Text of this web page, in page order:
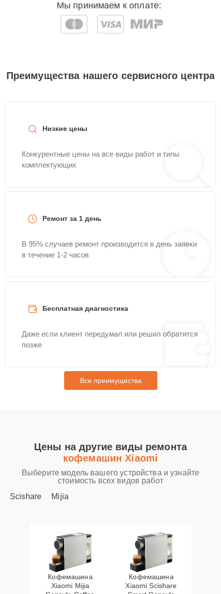
Мы принимаем к оплате:
Преимущества нашего сервисного центра
Низкие цены
Конкурентные цены на все виды работ и типы
комплектующих
Ремонт за 1 день
В 95% случаев ремонт производится в день заявки
в течение 1-2 часов
Бесплатная диагностика
Даже если клиент передумал или решил обратится
позже
Все преимущества
Цены на другие виды ремонта
кофемашин Xiaomi
Выберите модель вашего устройства и узнайте
стоимость всех видов работ
Scishare
Mijia
Кофемашина
Xiaomi Mijia
Кофемашина
Xiaomi Scishare